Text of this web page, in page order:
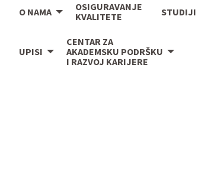
O NAMA
OSIGURAVANJE
KVALITETE
STUDIJI
UPISI
CENTAR ZA
AKADEMSKU PODRŠKU
I RAZVOJ KARIJERE